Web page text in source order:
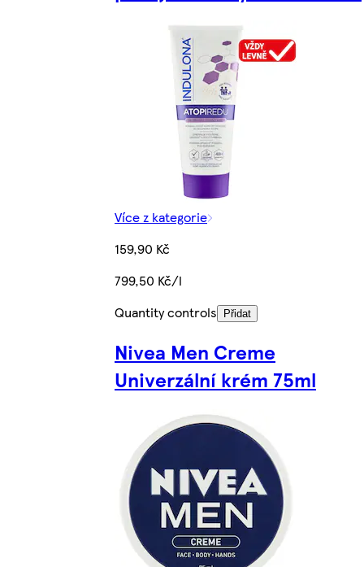
Více z kategorie
159,90 Kč
799,50 Kč/l
Quantity controls
Přidat
Nivea Men Creme
Univerzální krém 75ml